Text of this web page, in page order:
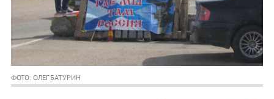
ФОТО: ОЛЕГ БАТУРИН